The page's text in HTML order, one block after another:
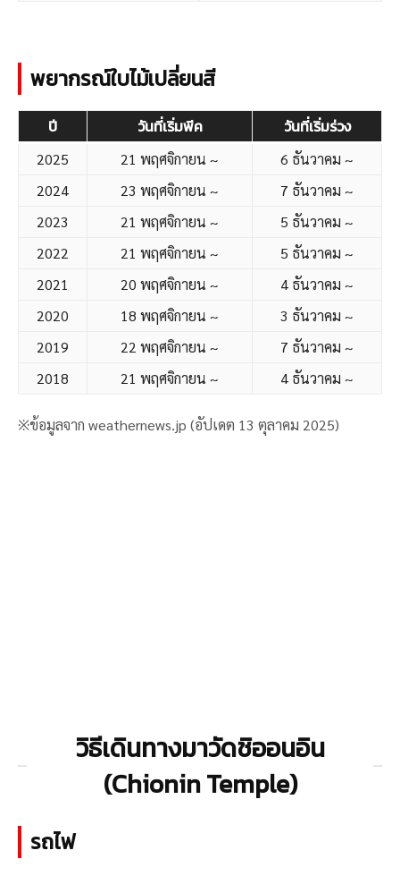
พยากรณ์ใบไม้เปลี่ยนสี
ปี วันที่เริ่มพีค วันที่เริ่มร่วง
2025 21 พฤศจิกายน ~
6 ธันวาคม ~
2024
23 พฤศจิกายน ~
7 ธันวาคม ~
2023
21 พฤศจิกายน ~
5 ธันวาคม ~
2022
21 พฤศจิกายน ~
5 ธันวาคม ~
2021
20 พฤศจิกายน ~
4 ธันวาคม ~
2020
18 พฤศจิกายน ~
3 ธันวาคม ~
2019
22 พฤศจิกายน ~
7 ธันวาคม ~
2018
21 พฤศจิกายน ~ 4 ธันวาคม ~
※ข้อมูลจาก weathernews.jp (อัปเดต 13 ตุลาคม 2025)
วิธีเดินทางมาวัดชิออนอิน
(Chionin Temple)
รถไฟ